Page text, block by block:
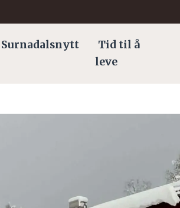
Surnadalsnytt
Tid til å
leve